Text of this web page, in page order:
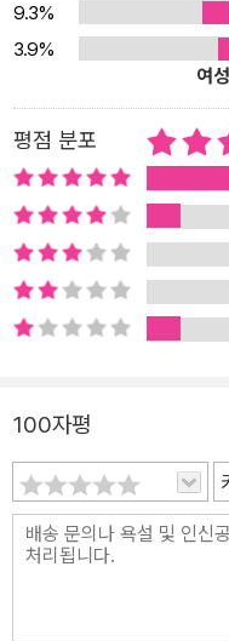
적 사유를 통해 합리적 우주
주의자들은 인간 내면을 탐
을 체험했다. 근대 이후 과
턴은 “신은 세상일에 관여
이크는 인간 세계와 동떨어
로를 줄 수 없다고 믿었다.
노자, “신은 곧 세계의 정신
한 니체까지 창조적 사유의
은 ‘목적 상실의 시대’로 불
질문하는 모든 이들에게 감
보통), “가장 명쾌하고 폭넓
싱턴포스트〉), “이슬람에
구자”(후안 캄포, 《이슬람
구의 원천이자 그의 핵심 사
에서 출간된다. 종교와 영
9.3%
3.9%
여성
평점 분포
100자평